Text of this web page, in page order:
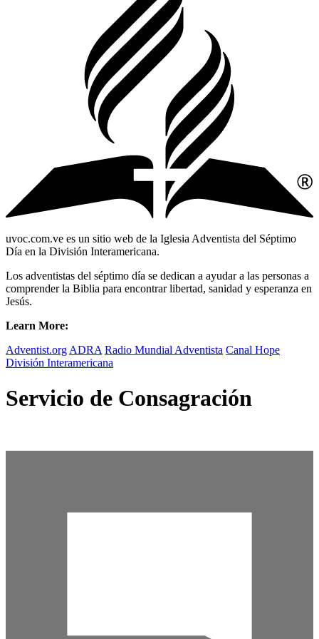
uvoc.com.ve es un sitio web de la Iglesia Adventista del Séptimo
Día en la División Interamericana.
Los adventistas del séptimo día se dedican a ayudar a las personas a
comprender la Biblia para encontrar libertad, sanidad y esperanza en
Jesús.
Learn More:
Adventist.org ADRA Radio Mundial Adventista Canal Hope
División Interamericana
Servicio de Consagración